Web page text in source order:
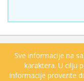
Sve informacije na
karaktera. U cilju
informacije proverite